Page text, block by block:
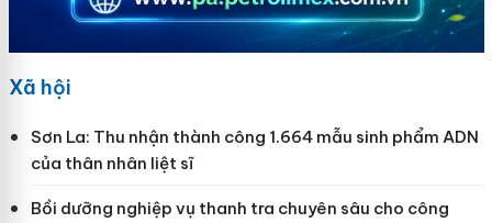
Xã hội
Sơn La: Thu nhận thành công 1.664 mẫu sinh phẩm ADN
của thân nhân liệt sĩ
Bồi dưỡng nghiệp vụ thanh tra chuyên sâu cho công